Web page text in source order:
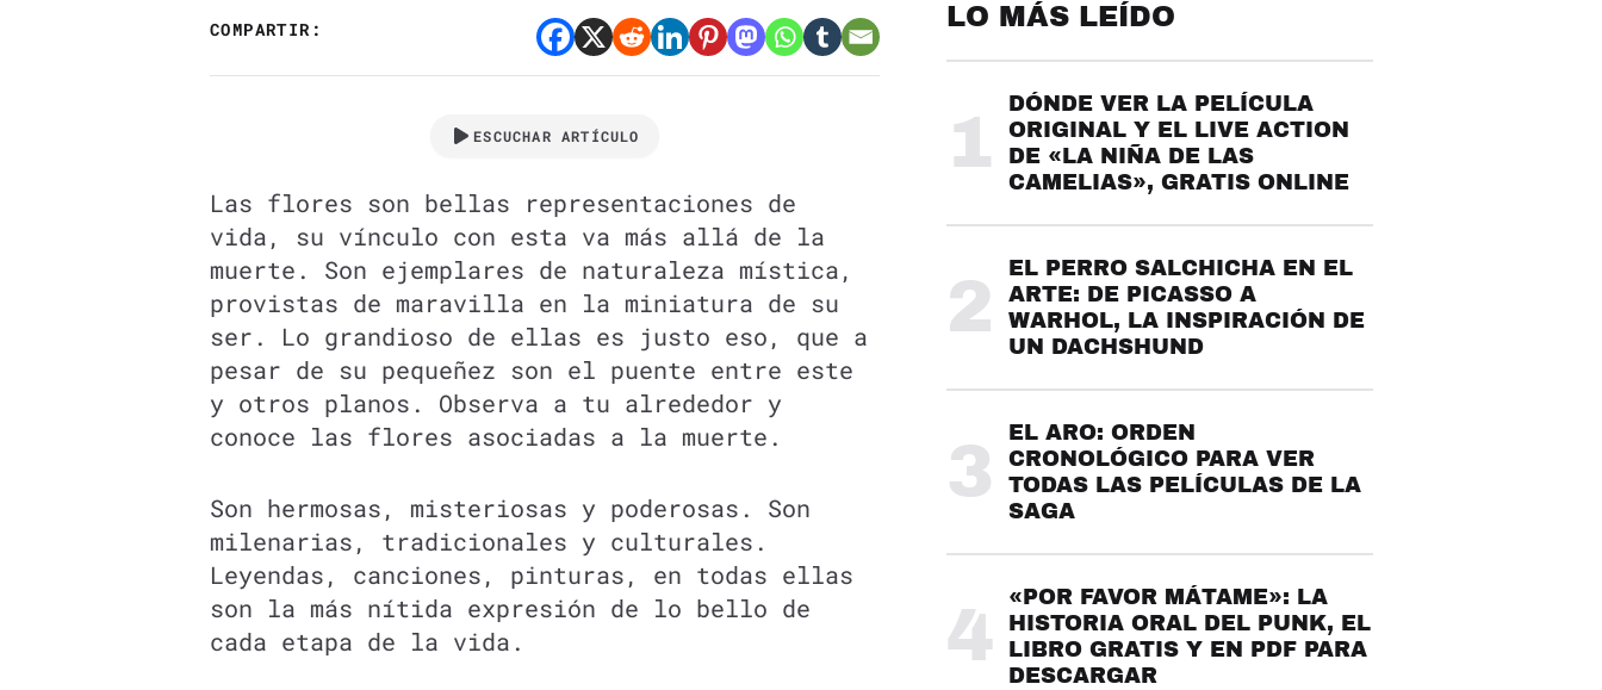
COMPARTIR:
ESCUCHAR ARTÍCULO
Las flores son bellas representaciones de
vida, su vínculo con esta va más allá de la
muerte. Son ejemplares de naturaleza mística,
provistas de maravilla en la miniatura de su
ser. Lo grandioso de ellas es justo eso, que a
pesar de su pequeñez son el puente entre este
y otros planos. Observa a tu alrededor y
conoce las flores asociadas a la muerte.
Son hermosas, misteriosas y poderosas. Son
milenarias, tradicionales y culturales.
Leyendas, canciones, pinturas, en todas ellas
son la más nítida expresión de lo bello de
cada etapa de la vida.
LO MÁS LEÍDO
1
DÓNDE VER LA PELÍCULA
ORIGINAL Y EL LIVE ACTION
DE «LA NIÑA DE LAS
CAMELIAS», GRATIS ONLINE
2
EL PERRO SALCHICHA EN EL
ARTE: DE PICASSO A
WARHOL, LA INSPIRACIÓN DE
UN DACHSHUND
3
EL ARO: ORDEN
CRONOLÓGICO PARA VER
TODAS LAS PELÍCULAS DE LA
SAGA
4
«POR FAVOR MÁTAME»: LA
HISTORIA ORAL DEL PUNK, EL
LIBRO GRATIS Y EN PDF PARA
DESCARGAR